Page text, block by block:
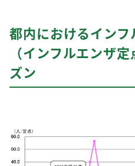
都内におけるイン
（インフルエンザ
ズン